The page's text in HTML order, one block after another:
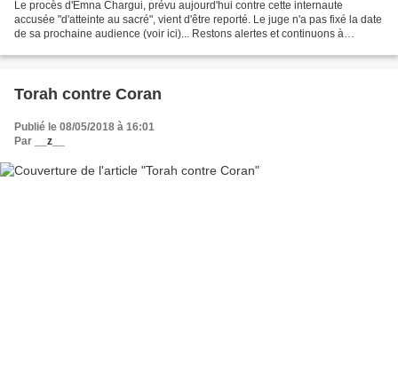
Le procès d'Emna Chargui, prévu aujourd'hui contre cette internaute
accusée "d'atteinte au sacré", vient d'être reporté. Le juge n'a pas fixé la date
de sa prochaine audience (voir ici)... Restons alertes et continuons à
Torah contre Coran
Publié le 08/05/2018 à 16:01
Par
__z__